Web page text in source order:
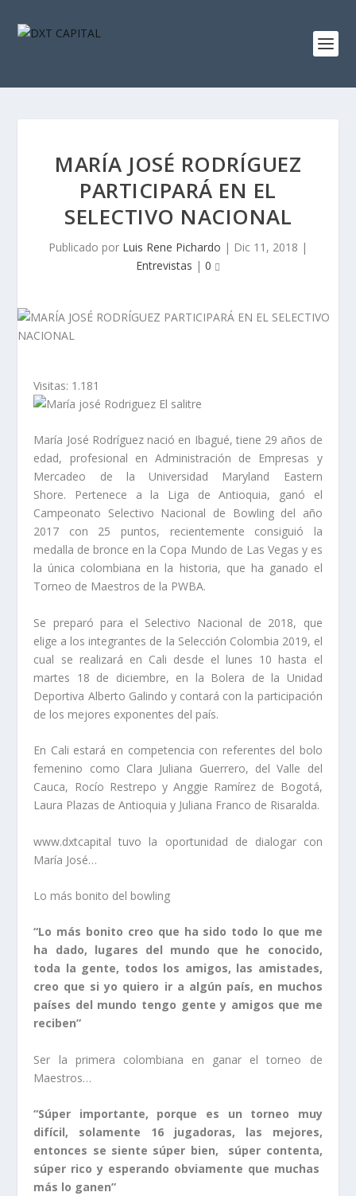
MARÍA JOSÉ RODRÍGUEZ
PARTICIPARÁ EN EL
SELECTIVO NACIONAL
Publicado por Luis Rene Pichardo | Dic 11, 2018 |
Entrevistas | 0
Visitas: 1.181
María José Rodríguez nació en Ibagué, tiene 29 años de
edad, profesional en Administración de Empresas y
Mercadeo de la Universidad Maryland Eastern
Shore. Pertenece a la Liga de Antioquia, ganó el
Campeonato Selectivo Nacional de Bowling del año
2017 con 25 puntos, recientemente consiguió la
medalla de bronce en la Copa Mundo de Las Vegas y es
la única colombiana en la historia, que ha ganado el
Torneo de Maestros de la PWBA.
Se preparó para el Selectivo Nacional de 2018, que
elige a los integrantes de la Selección Colombia 2019, el
cual se realizará en Cali desde el lunes 10 hasta el
martes 18 de diciembre, en la Bolera de la Unidad
Deportiva Alberto Galindo y contará con la participación
de los mejores exponentes del país.
En Cali estará en competencia con referentes del bolo
femenino como Clara Juliana Guerrero, del Valle del
Cauca, Rocío Restrepo y Anggie Ramírez de Bogotá,
Laura Plazas de Antioquia y Juliana Franco de Risaralda.
www.dxtcapital tuvo la oportunidad de dialogar con
María José…
Lo más bonito del bowling
“Lo más bonito creo que ha sido todo lo que me
ha dado, lugares del mundo que he conocido,
toda la gente, todos los amigos, las amistades,
creo que si yo quiero ir a algún país, en muchos
países del mundo tengo gente y amigos que me
reciben”
Ser la primera colombiana en ganar el torneo de
Maestros…
“Súper importante, porque es un torneo muy
difícil, solamente 16 jugadoras, las mejores,
entonces se siente súper bien, súper contenta,
súper rico y esperando obviamente que muchas
más lo ganen”